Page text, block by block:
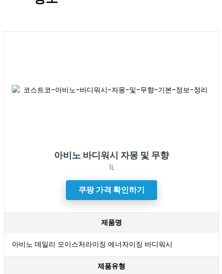
아비노 바디워시 자몽 및 무향
1L
쿠팡 가격 확인하기
제품명
아비노 데일리 모이스처라이징 에너자이징 바디워시
제품유형